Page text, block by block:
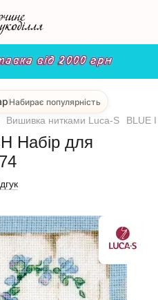
Набирає популярність
Вишивка нитками Luca-S BLUE
Набір для